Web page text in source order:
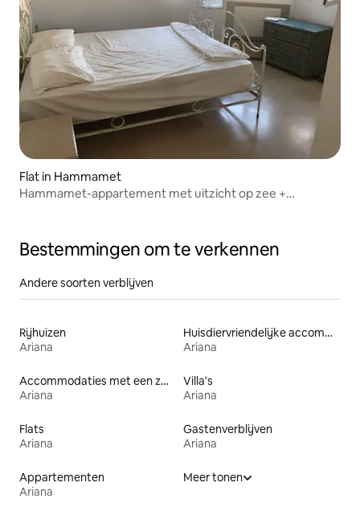
Flat in Hammamet
Hammamet-appartement met uitzicht op zee +
Bestemmingen om te verkennen
Andere soorten verblijven
Rijhuizen
Ariana
Huisdiervriendelijke accommodaties
Ariana
Accommodaties met een zwembad
Ariana
Villa's
Ariana
Flats
Ariana
Gastenverblijven
Ariana
Appartementen
Ariana
Meer tonen